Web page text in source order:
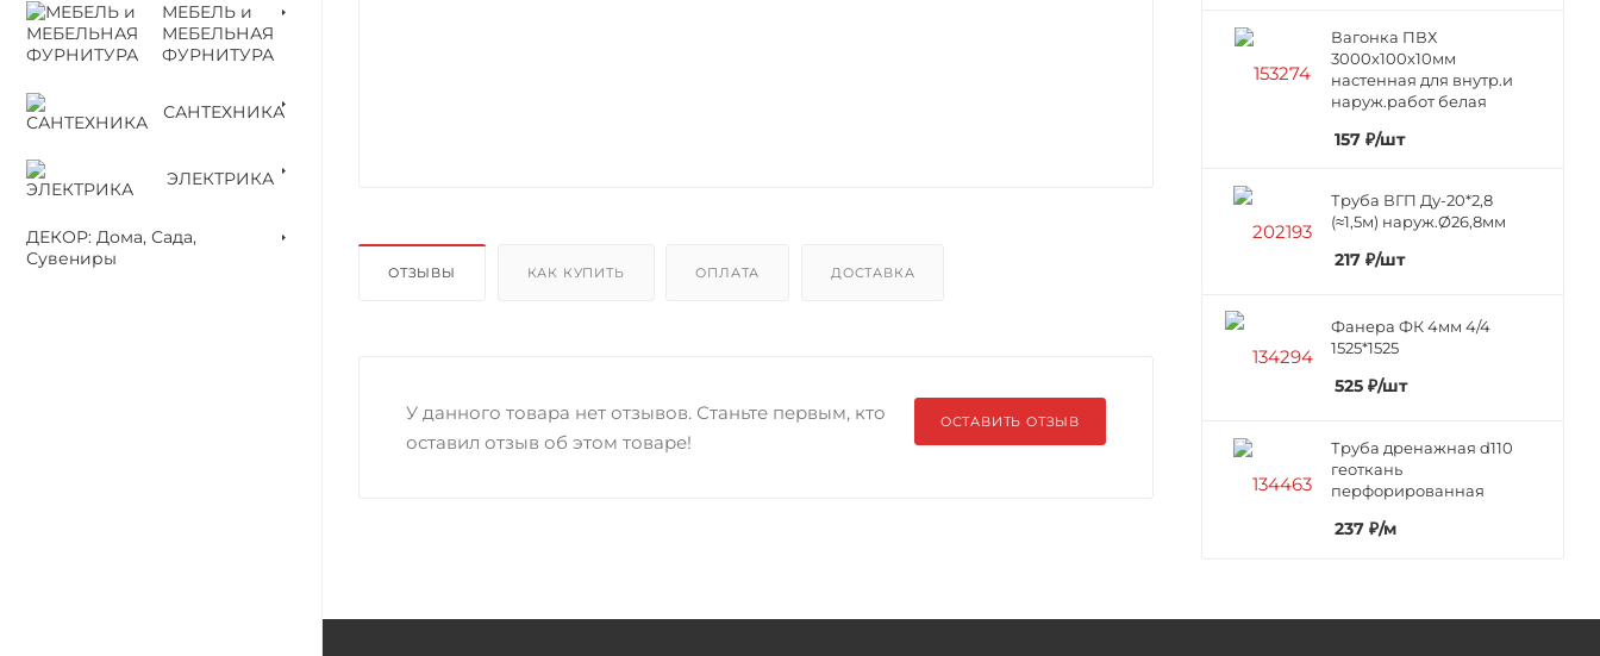
МЕБЕЛЬ и
МЕБЕЛЬНАЯ
ФУРНИТУРА
САНТЕХНИКА
ЭЛЕКТРИКА
ДЕКОР: Дома, Сада,
Сувениры
ОТЗЫВЫ КАК КУПИТЬ ОПЛАТА ДОСТАВКА
ОСТАВИТЬ ОТЗЫВ
У данного товара нет отзывов. Станьте первым, кто
оставил отзыв об этом товаре!
Вагонка ПВХ
3000х100х10мм
настенная для внутр.и
наруж.работ белая
157 ₽/шт
Труба ВГП Ду-20*2,8
(≈1,5м) наруж.Ø26,8мм
217 ₽/шт
Фанера ФК 4мм 4/4
1525*1525
525 ₽/шт
Труба дренажная d110
геоткань
перфорированная
237 ₽/м